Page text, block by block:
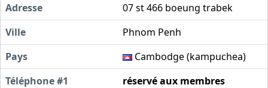
Adresse
07 st 466 boeung trabek
Ville
Phnom Penh
Pays
Cambodge (kampuchea)
Téléphone #1
réservé aux membres